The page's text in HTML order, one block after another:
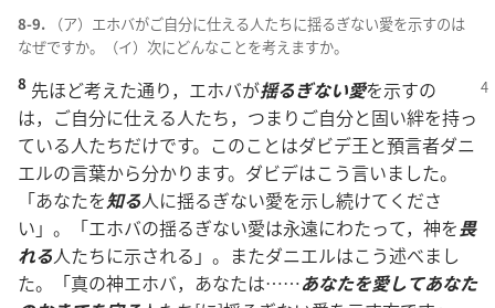
8-9. （ア）エホバがご自分に仕える人たちに揺るぎない愛を示すのは
なぜですか。（イ） 次にどんなことを考えますか。
8 先ほど考えた通り，エホバが揺るぎない愛を示すの
は，ご自分に仕える人たち，つまりご自分と固い絆を持っ
ている人たちだけです。このことはダビデ王と預言者ダニ
エルの言葉から分かります。ダビデはこう言いました。
「あなたを知る人に揺るぎない愛を示し続けてくださ
い」。「エホバの揺るぎない愛は永遠にわたって， 神を畏
れる人たちに示される」。またダニエルはこう述べまし
た。「真の神エホバ，あなたは……あなたを愛してあなた